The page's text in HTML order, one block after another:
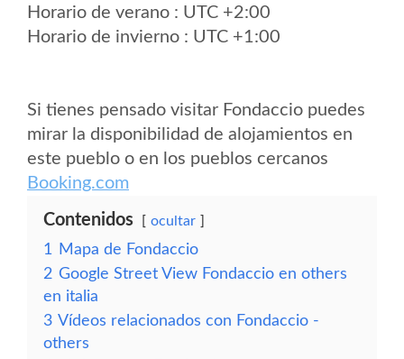
Horario de verano : UTC +2:00
Horario de invierno : UTC +1:00
Si tienes pensado visitar Fondaccio puedes
mirar la disponibilidad de alojamientos en
este pueblo o en los pueblos cercanos
Booking.com
Contenidos ocultar
1
Mapa de Fondaccio
2 Google Street View Fondaccio en others
en italia
3 Vídeos relacionados con Fondaccio -
others